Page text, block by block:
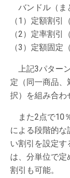
バンドル（ま
（1）定額割引
（2）定率割引
（3）定額固定
上記3パター
定（同一商品
択）を組み合わ
また2点で10
による段階的
い割引を設定す
は、分単位で定
割引も可能。